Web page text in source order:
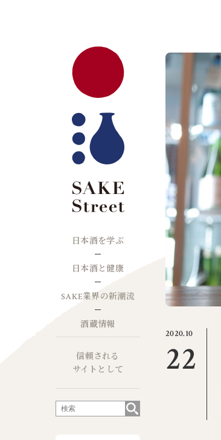
日本酒を学ぶ
日本酒と健康
SAKE業界の新潮流
酒蔵情報
信頼される
サイトとして
2020.10
22